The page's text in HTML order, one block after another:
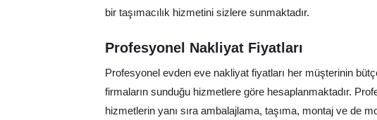
bir taşımacılık hizmetini sizlere sunmaktadır.
Profesyonel Nakliyat Fiyatları
Profesyonel evden eve nakliyat fiyatları her müşterinin
firmaların sunduğu hizmetlere göre hesaplanmaktadır.
hizmetlerin yanı sıra ambalajlama, taşıma, montaj ve de